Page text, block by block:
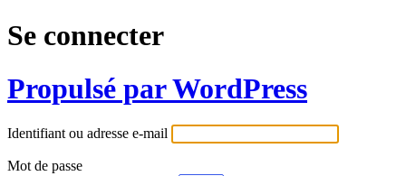
Se connecter
Propulsé par WordPress
Identifiant ou adresse e-mail
Mot de passe